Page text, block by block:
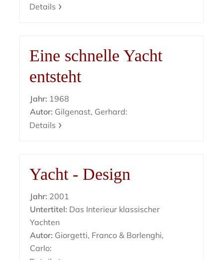
Details
Eine schnelle Yacht
entsteht
Jahr: 1968
Autor: Gilgenast, Gerhard:
Details
Yacht - Design
Jahr: 2001
Untertitel: Das Interieur klassischer
Yachten
Autor: Giorgetti, Franco & Borlenghi,
Carlo: